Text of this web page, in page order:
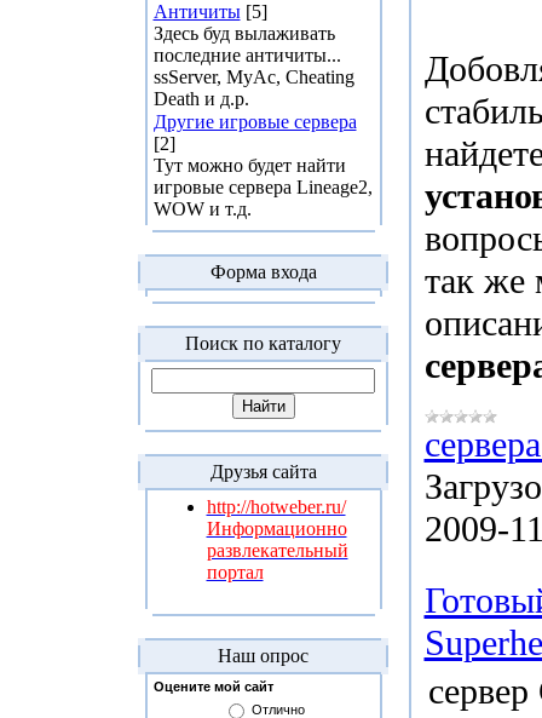
Античиты [5]
Здесь буд вылаживать
последние античиты...
ssServer, MyAc, Cheating
Death и д.р.
Другие игровые сервера
[2]
Тут можно будет найти
игровые сервера Lineage2,
WOW и т.д.
Форма входа
Поиск по каталогу
Друзья сайта
http://hotweber.ru/
Информационно
развлекательный
портал
Наш опрос
Оцените мой сайт
Отлично
так же
2009-